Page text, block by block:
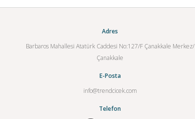
Adres
Barbaros Mahallesi Atatürk Caddesi No:127/F Çanakkale Merkez/
Çanakkale
E-Posta
info@trendcicek.com
Telefon